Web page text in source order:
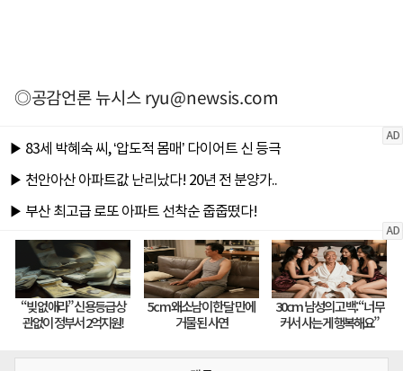
◎공감언론 뉴시스ryu@newsis.com